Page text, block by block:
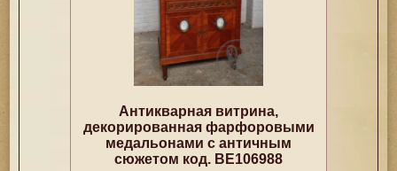
Антикварная витрина,
декорированная фарфоровыми
медальонами с античным
сюжетом код. BE106988